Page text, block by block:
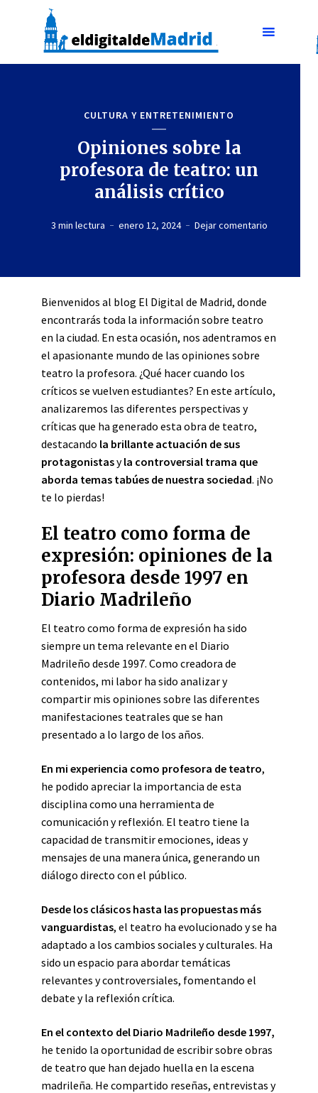
CULTURA Y ENTRETENIMIENTO
Opiniones sobre la
profesora de teatro: un
análisis crítico
3 min lectura enero 12, 2024 Dejar comentario
Bienvenidos al blog El Digital de Madrid, donde
encontrarás toda la información sobre teatro
en la ciudad. En esta ocasión, nos adentramos en
el apasionante mundo de las opiniones sobre
teatro la profesora. ¿Qué hacer cuando los
críticos se vuelven estudiantes? En este artículo,
analizaremos las diferentes perspectivas y
críticas que ha generado esta obra de teatro,
destacando la brillante actuación de sus
protagonistasyla controversial trama que
aborda temas tabúes de nuestra sociedad. ¡No
te lo pierdas!
El teatro como forma de
expresión: opiniones de la
profesora desde 1997 en
Diario Madrileño
El teatro como forma de expresión ha sido
siempre un tema relevante en el Diario
Madrileño desde 1997. Como creadora de
contenidos, mi labor ha sido analizar y
compartir mis opiniones sobre las diferentes
manifestaciones teatrales que se han
presentado a lo largo de los años.
En mi experiencia como profesora de teatro,
he podido apreciar la importancia de esta
disciplina como una herramienta de
comunicación y reflexión. El teatro tiene la
capacidad de transmitir emociones, ideas y
mensajes de una manera única, generando un
diálogo directo con el público.
Desde los clásicos hasta las propuestas más
vanguardistas, el teatro ha evolucionado y se ha
adaptado a los cambios sociales y culturales. Ha
sido un espacio para abordar temáticas
relevantes y controversiales, fomentando el
debate y la reflexión crítica.
En el contexto del Diario Madrileño desde 1997,
he tenido la oportunidad de escribir sobre obras
de teatro que han dejado huella en la escena
madrileña. He compartido reseñas, entrevistas y